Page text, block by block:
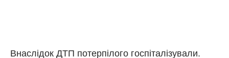
Внаслідок ДТП потерпілого госпіталізували.